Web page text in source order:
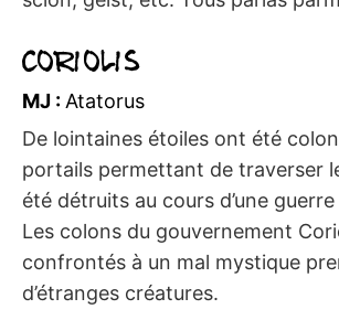
Coriolis
MJ : Atatorus
De lointaines étoiles ont été
portails permettant de traverser
été détruits au cours d’une
Les colons du gouvernement
confrontés à un mal mystique
d’étranges créatures.